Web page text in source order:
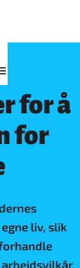
for å
for
liv, slik